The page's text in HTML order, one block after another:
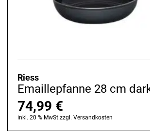
Riess
Emaillepfanne 28 cm
74,99 €
inkl. 20 % MwSt.zzgl. Versandkosten